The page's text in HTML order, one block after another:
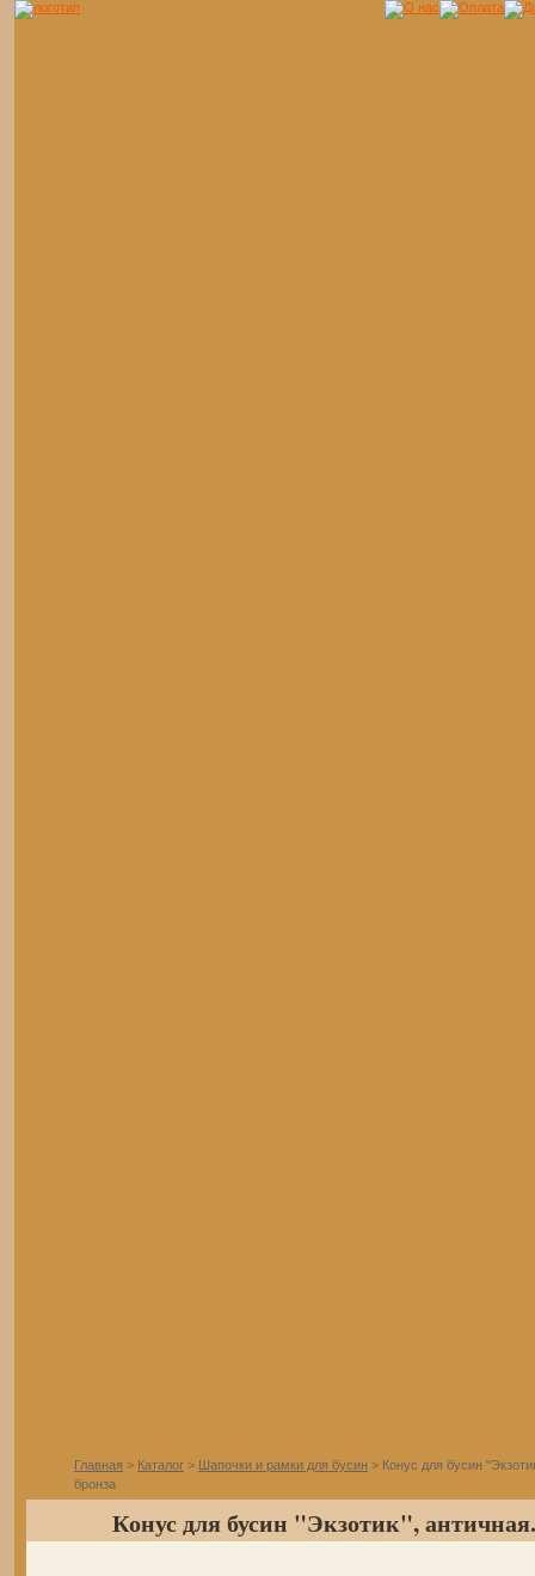
Главная > Каталог > Шапочки и рамки для бусин > Конус для бусин
бронза
Конус для бусин "Экзотик",